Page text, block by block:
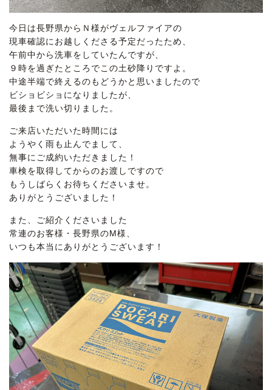
今日は長野県からＮ様がヴェルファイアの
現車確認にお越しくださる予定だったため、
午前中から洗車をしていたんですが、
９時を過ぎたところでこの土砂降りですよ。
中途半端で終えるのもどうかと思いましたので
ビショビショになりましたが、
最後まで洗い切りました。
ご来店いただいた時間には
ようやく雨も止んでまして、
無事にご成約いただきました！
車検を取得してからのお渡しですので
もうしばらくお待ちくださいませ。
ありがとうございました！
また、ご紹介くださいました
常連のお客様・長野県のM様、
いつも本当にありがとうございます！